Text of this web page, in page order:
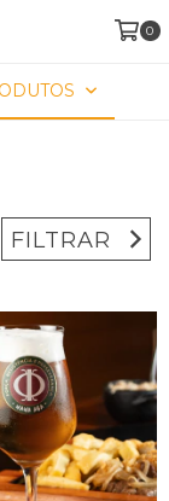
0
FILTRAR